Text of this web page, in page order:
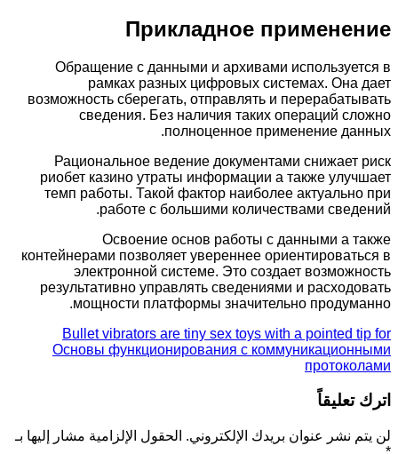
Прикладное применение
Обращение с данными и архивами используется в
рамках разных цифровых системах. Она дает
возможность сберегать, отправлять и перерабатывать
сведения. Без наличия таких операций сложно
полноценное применение данных.
Рациональное ведение документами снижает риск
риобет казино утраты информации а также улучшает
темп работы. Такой фактор наиболее актуально при
работе с большими количествами сведений.
Освоение основ работы с данными а также
контейнерами позволяет увереннее ориентироваться в
электронной системе. Это создает возможность
результативно управлять сведениями и расходовать
мощности платформы значительно продуманно.
Bullet vibrators are tiny sex toys with a pointed tip for
Основы функционирования с коммуникационными
протоколами
اترك تعليقاً
لن يتم نشر عنوان بريدك الإلكتروني. الحقول الإلزامية مشار إليها بـ